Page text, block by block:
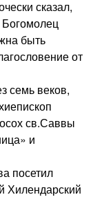
сказал,
Богомолец
быть
от
семь веков,
св.Саввы
и
посетил
Хилендарский